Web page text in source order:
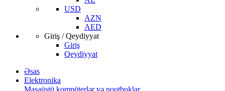
USD
AZN
AED
Giriş / Qeydiyyat
Giriş
Qeydiyyat
Əsas
Elektronika
Masaüstü kompüterlər və noutbuklar